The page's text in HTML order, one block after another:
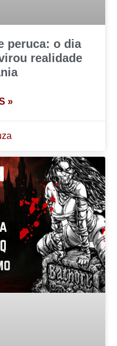
peruca: o dia
realidade
»